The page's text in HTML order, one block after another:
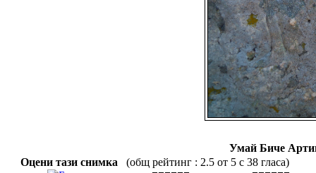
Умай Биче
Оцени тази снимка
(общ рейтинг : 2.5 от 5 с 38 гласа)